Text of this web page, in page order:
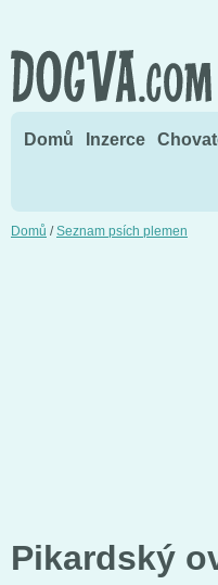
Domů Inzerce
Domů /Seznam psích plemen
Pikardský